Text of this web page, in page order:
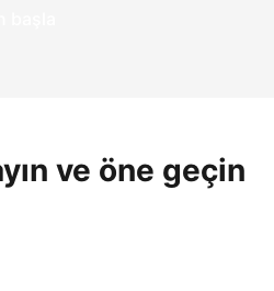
ve öne geçin